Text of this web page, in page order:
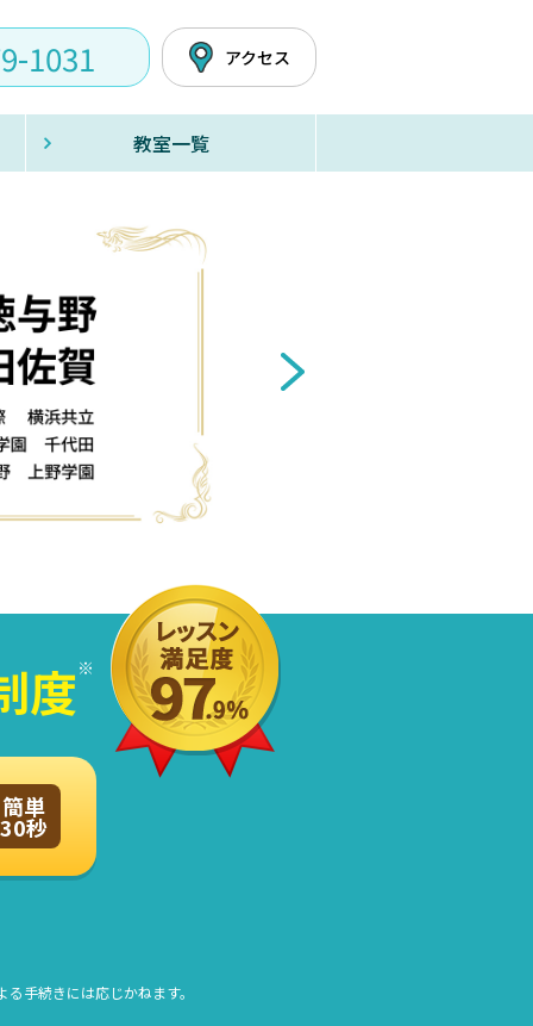
1031 アクセス
教室一覧
度
簡単
30秒
手続きには応じかねます。